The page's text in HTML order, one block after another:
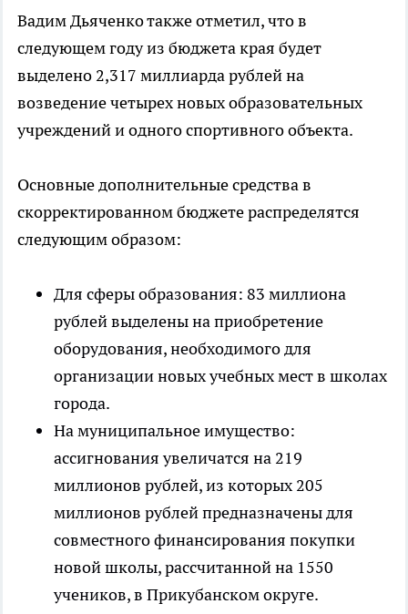
Вадим Дьяченко также отметил, что в
следующем году из бюджета края будет
выделено 2,317 миллиарда рублей на
возведение четырех новых образовательных
учреждений и одного спортивного объекта.
Основные дополнительные средства в
скорректированном бюджете распределятся
следующим образом:
Для сферы образования: 83 миллиона
рублей выделены на приобретение
оборудования, необходимого для
организации новых учебных мест в школах
города.
На муниципальное имущество:
ассигнования увеличатся на 219
миллионов рублей, из которых 205
миллионов рублей предназначены для
совместного финансирования покупки
новой школы, рассчитанной на 1550
учеников, в Прикубанском округе.